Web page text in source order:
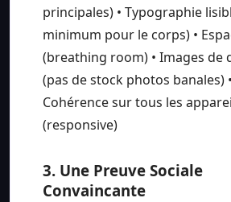
principales) • Typographie
minimum pour le corps) •
(breathing room) • Images de
(pas de stock photos banales) •
Cohérence sur tous les
(responsive)
3. Une Preuve Sociale
Convaincante